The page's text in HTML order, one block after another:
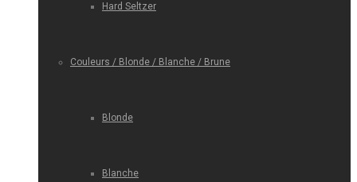
Hard Seltzer
Couleurs / Blonde / Blanche / Brune
Blonde
Blanche